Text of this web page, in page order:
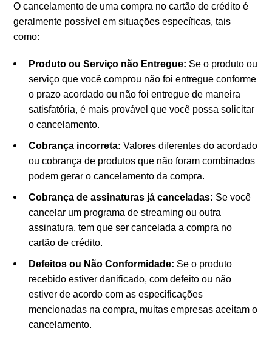
O cancelamento de uma compra no cartão de crédito é
geralmente possível em situações específicas, tais
como:
Produto ou Serviço não Entregue: Se o produto ou
serviço que você comprou não foi entregue conforme
o prazo acordado ou não foi entregue de maneira
satisfatória, é mais provável que você possa solicitar
o cancelamento.
Cobrança incorreta: Valores diferentes do acordado
ou cobrança de produtos que não foram combinados
podem gerar o cancelamento da compra.
Cobrança de assinaturas já canceladas: Se você
cancelar um programa de streaming ou outra
assinatura, tem que ser cancelada a compra no
cartão de crédito.
Defeitos ou Não Conformidade: Se o produto
recebido estiver danificado, com defeito ou não
estiver de acordo com as especificações
mencionadas na compra, muitas empresas aceitam o
cancelamento.